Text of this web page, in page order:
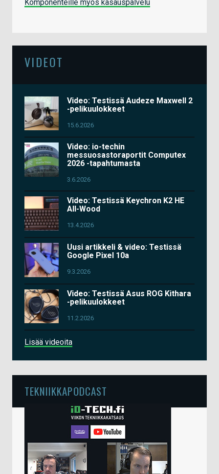
Komponenteille myös kasauspalvelu
VIDEOT
Video: Testissä Audeze Maxwell 2
-pelikuulokkeet
15.6.2026
Video: io-techin
messuosastoraportit Computex
2026 -tapahtumasta
3.6.2026
Video: Testissä Keychron K2 HE
All-Wood
13.4.2026
Uusi artikkeli & video: Testissä
Google Pixel 10a
9.3.2026
Video: Testissä Asus ROG Kithara
-pelikuulokkeet
11.2.2026
Lisää videoita
TEKNIIKKAPODCAST